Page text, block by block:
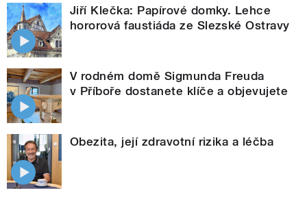
Jiří Klečka: Papírové domky. Lehce
hororová faustiáda ze Slezské Ostravy
V rodném domě Sigmunda Freuda
v Příboře dostanete klíče a objevujete
Obezita, její zdravotní rizika a léčba